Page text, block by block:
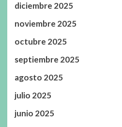
diciembre 2025
noviembre 2025
octubre 2025
septiembre 2025
agosto 2025
julio 2025
junio 2025